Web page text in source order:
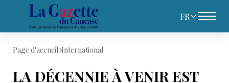
FR
Page d'accueil International
LA DÉCENNIE À VENIR EST